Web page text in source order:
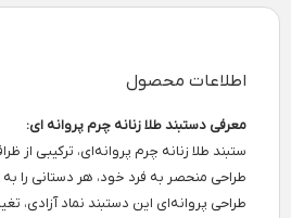
اطلاعات محصول
معرفی دستبند طلا زنانه چرم پروانه ای:
ستبند طلا زنانه چرم پروانه‌ای، ترکیبی از
طراحی منحصر به فرد خود، هر دستانی را
طراحی پروانه‌ای این دستبند نماد آزادی،